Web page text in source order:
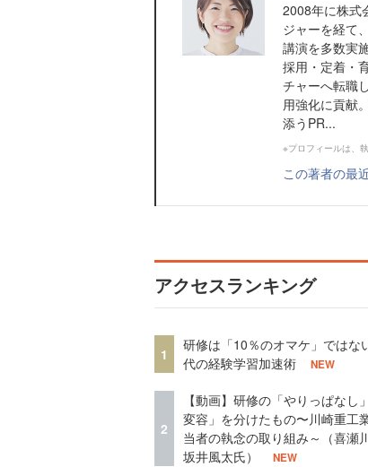
2008年に株式
ジャーを経て
講演を多数実
採用・定着・
チャーへ転職
用強化に貢献
添うPR...
※プロフィールは、
この著者の最
アクセスランキング
1
研修は「10％のオマケ」では
代の経験学習加速術
NEW
2
【動画】研修の「やりっぱなし
変容」を分けたもの〜川崎重工
当者の執念の取り組み～（喜瀬
坂井風太氏）
NEW